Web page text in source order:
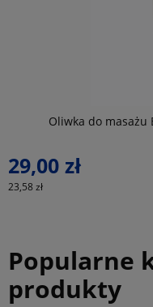
Oliwka do masażu
29,00 zł
23,58 zł
Popularne
produkty